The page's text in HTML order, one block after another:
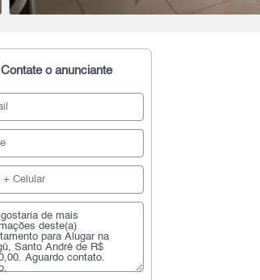
Contate o anunciante